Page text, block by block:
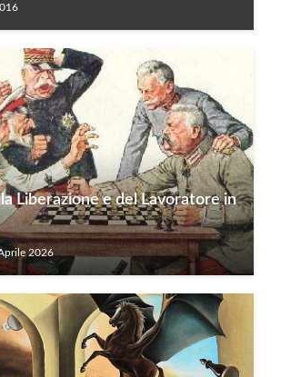
Liberazione e del Lavoratore in
2026